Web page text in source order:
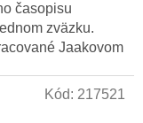
časopisu
zväzku.
Jaakovom
Kód: 217521